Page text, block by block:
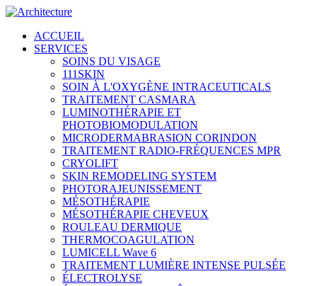
ACCUEIL
SERVICES
SOINS DU VISAGE
111SKIN
SOIN À L'OXYGÈNE INTRACEUTICALS
TRAITEMENT CASMARA
LUMINOTHÉRAPIE ET
PHOTOBIOMODULATION
MICRODERMABRASION CORINDON
TRAITEMENT RADIO-FRÉQUENCES MPR
CRYOLIFT
SKIN REMODELING SYSTEM
PHOTORAJEUNISSEMENT
MÉSOTHÉRAPIE
MÉSOTHÉRAPIE CHEVEUX
ROULEAU DERMIQUE
THERMOCOAGULATION
LUMICELL Wave 6
TRAITEMENT LUMIÈRE INTENSE PULSÉE
ÉLECTROLYSE